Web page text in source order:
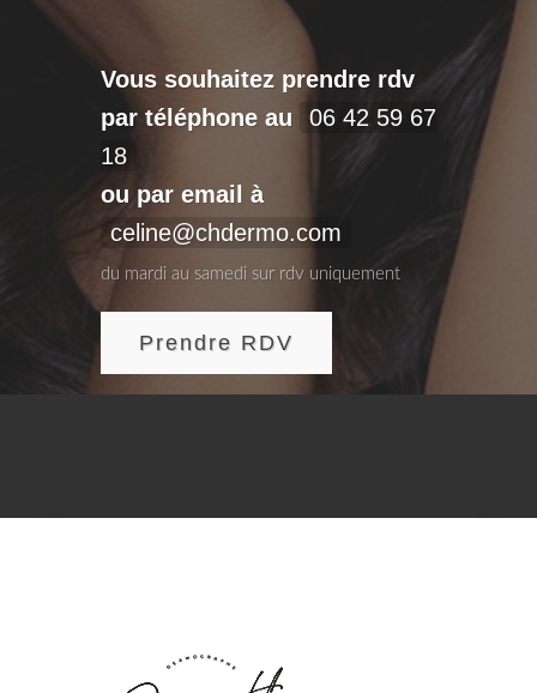
Vous souhaitez prendre rdv
par téléphone au
06 42 59 67
18
ou par email à
celine@chdermo.com
du mardi au samedi sur rdv uniquement
Prendre RDV